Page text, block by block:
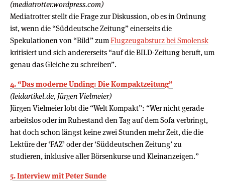
(mediatrotter.wordpress.com)
Mediatrotter stellt die Frage zur Diskussion, ob es in Ordnung
ist, wenn die “Süddeutsche Zeitung” einerseits die
Spekulationen von “Bild” zumFlugzeugabsturz bei Smolensk
kritisiert und sich andererseits “auf die BILD-Zeitung beruft, um
genau das Gleiche zu schreiben”.
4. “Das moderne Unding: Die Kompaktzeitung”
(leidartikel.de, Jürgen Vielmeier)
Jürgen Vielmeier lobt die “Welt Kompakt”: “Wer nicht gerade
arbeitslos oder im Ruhestand den Tag auf dem Sofa verbringt,
hat doch schon längst keine zwei Stunden mehr Zeit, die die
Lektüre der ‘FAZ’ oder der ‘Süddeutschen Zeitung’ zu
studieren, inklusive aller Börsenkurse und Kleinanzeigen.”
5. Interview mit Peter Sunde